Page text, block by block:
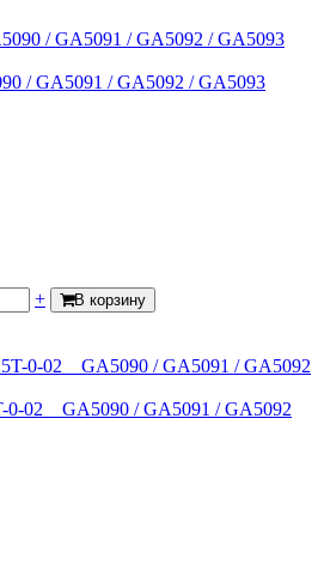
/ GA5091 / GA5092 / GA5093
+ В корзину
0-02__GA5090 / GA5091 / GA5092